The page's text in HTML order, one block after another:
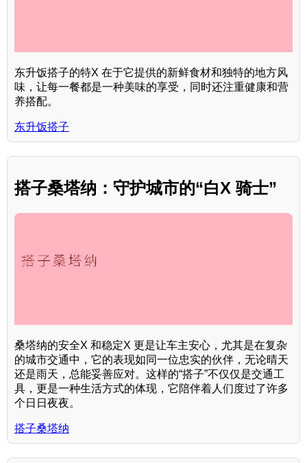
东升饭搭子的特X 在于它提供的新鲜食材和独特的地方风
味，让每一餐都是一种美味的享受，同时还注重健康和营
养搭配。
东升饭搭子
搭子桑塔纳：守护城市的“白X 骑士”
桑塔纳的安全X 和稳定X 更是让车主安心，尤其是在复杂
的城市交通中，它的表现如同一位忠实的伙伴，无论晴天
还是雨天，总能妥善应对。这样的“搭子”不仅仅是交通工
具，更是一种生活方式的体现，它陪伴着人们度过了许多
个日日夜夜。
搭子桑塔纳